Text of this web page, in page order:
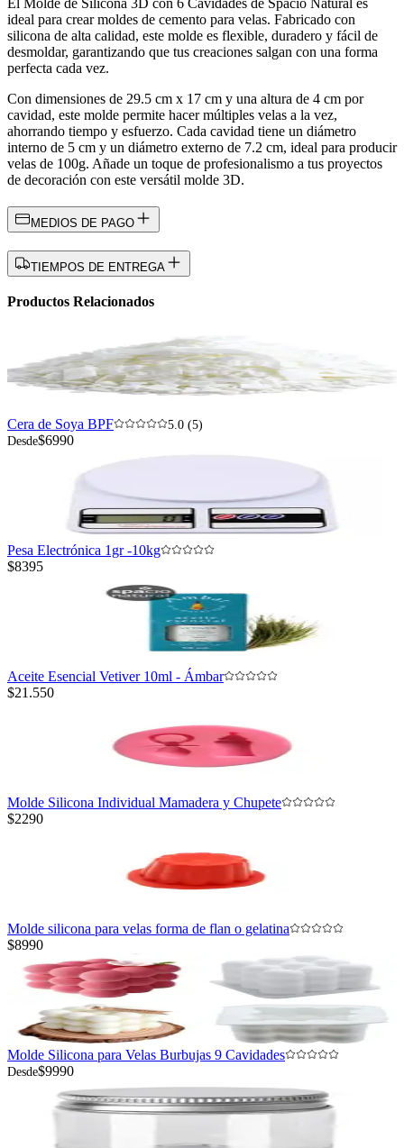
ideal para crear moldes de cemento para velas. Fabricado con
silicona de alta calidad, este molde es flexible, duradero y fácil de
desmoldar, garantizando que tus creaciones salgan con una forma
perfecta cada vez.
Con dimensiones de 29.5 cm x 17 cm y una altura de 4 cm por
cavidad, este molde permite hacer múltiples velas a la vez,
ahorrando tiempo y esfuerzo. Cada cavidad tiene un diámetro
interno de 5 cm y un diámetro externo de 7.2 cm, ideal para producir
velas de 100g. Añade un toque de profesionalismo a tus proyectos
de decoración con este versátil molde 3D.
MEDIOS DE PAGO
TIEMPOS DE ENTREGA
Productos Relacionados
Cera de Soya BPF
5.0 (5)
Desde$6990
Pesa Electrónica 1gr -10kg
$8395
Aceite Esencial Vetiver 10ml - Ámbar
$21.550
Molde Silicona Individual Mamadera y Chupete
$2290
Molde silicona para velas forma de flan o gelatina
$8990
Molde Silicona para Velas Burbujas 9 Cavidades
Desde$9990